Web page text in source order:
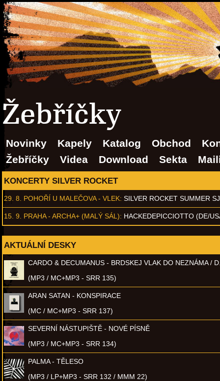
Žebříčky
Novinky Kapely Katalog Obchod
Žebříčky
Videa Download Sekta
KONCERTY SILVER ROCKET
29. 8. POHOŘÍ U MALEČOVA - VLEK: SILVER ROCKET SUMMER
15. 9. PRAHA - ARCHA+ (MALÝ SÁL): HACKEDEPICCIOTTO (DE/
AKTUÁLNÍ DESKY
CARDO & DECUMANUS - BRDSKEJ VLAK DO NEZNÁMA /
(MP3 / MC+MP3 - SRR 135)
ARAN SATAN - KONSPIRACE
(MC / MC+MP3 - SRR 137)
SEVERNÍ NÁSTUPIŠTĚ - NOVÉ PÍSNĚ
(MP3 / MC+MP3 - SRR 134)
PALMA - TĚLESO
(MP3 / LP+MP3 - SRR 132 / MMM 22)